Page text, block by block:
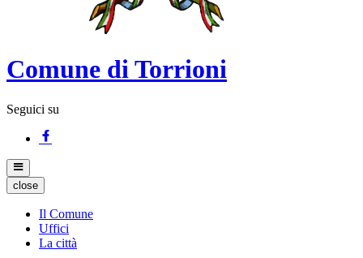
Comune di Torrioni
Seguici su
close
Il Comune
Uffici
La città